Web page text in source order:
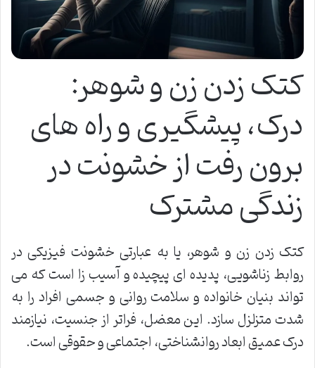
کتک زدن زن و شوهر:
درک، پیشگیری و راه های
برون رفت از خشونت در
زندگی مشترک
کتک زدن زن و شوهر، یا به عبارتی خشونت فیزیکی در
روابط زناشویی، پدیده ای پیچیده و آسیب زا است که می
تواند بنیان خانواده و سلامت روانی و جسمی افراد را به
شدت متزلزل سازد. این معضل، فراتر از جنسیت، نیازمند
درک عمیق ابعاد روانشناختی، اجتماعی و حقوقی است.